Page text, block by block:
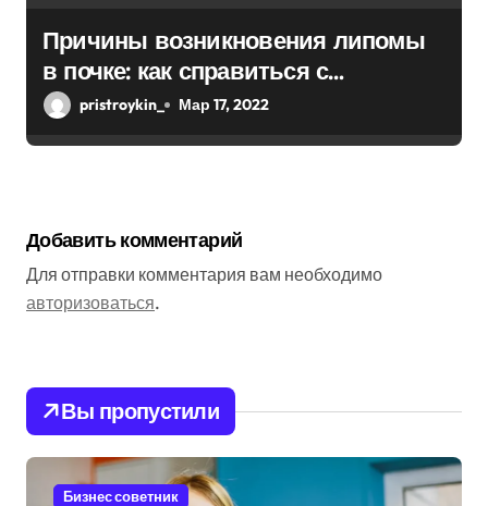
Причины возникновения липомы
в почке: как справиться с
болезнью
pristroykin_ Мар 17, 2022
Добавить комментарий
Для отправки комментария вам необходимо
авторизоваться.
Вы пропустили
Бизнес советник